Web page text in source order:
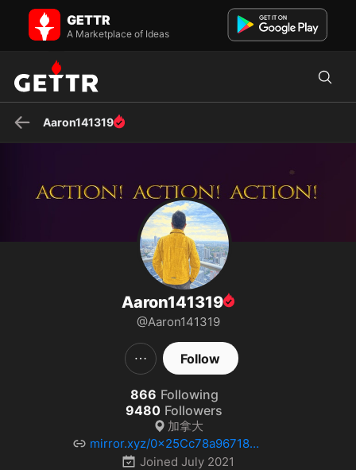
Aaron141319 on GETTR - Profile and Posts
youtube频道：
https://www.youtube.com/@%E4%BA%9A%E4%BC%A6-n7u
GETTR
A Marketplace of Ideas
Aaron141319
Aaron141319
@Aaron141319
Follow
866 Following
9480 Followers
加拿大
mirror.xyz/0x25Cc78a96718
91fCf485AE1856C080494c11A0Be
Joined July 2021